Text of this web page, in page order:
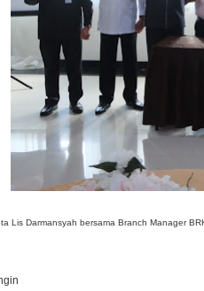
Lis Darmansyah bersama Branch Manager